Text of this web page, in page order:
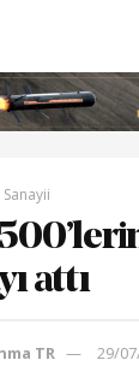
attı
TR
29/